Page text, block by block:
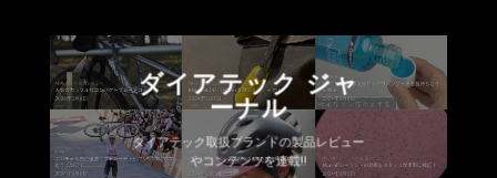
ダイアテック ジャ
ーナル
ダイアテック取扱ブランドの製品レビュー
やコンテンツを連載!!